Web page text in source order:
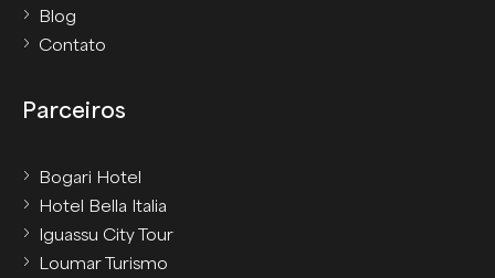
Blog
Contato
Parceiros
Bogari Hotel
Hotel Bella Italia
Iguassu City Tour
Loumar Turismo